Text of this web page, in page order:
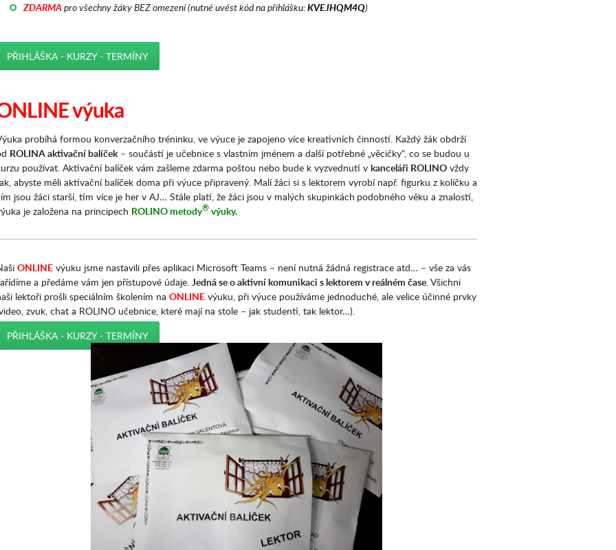
ZDARMApro všechny žáky BEZ omezení (nutné uvést kód na přihlášku:KVEJHQM4Q)
PŘIHLÁŠKA - KURZY - TERMÍNY
výuka
probíhá formou konverzačního tréninku, ve výuce je zapojeno více kreativních činností. Každý žák obdrží
ROLINA aktivační balíček– součástí je učebnice s vlastním jménem a další potřebné „věcičky“, co se budou u
používat. Aktivační balíček vám zašleme zdarma poštou nebo bude k vyzvednutí v kanceláři ROLINO vždy
abyste měli aktivační balíček doma při výuce připravený. Malí žáci si s lektorem vyrobí např. figurku z kolíčku a
jsou žáci starší, tím více je her v AJ… Stále platí, že žáci jsou v malých skupinkách podobného věku a znalostí,
je založena na principech ROLINO metody®výuky.
ONLINE výuku jsme nastavili přes aplikaci Microsoft Teams – není nutná žádná registrace atd… – vše za vás
a předáme vám jen přístupové údaje. Jedná se o aktivní komunikaci s lektorem v reálném čase. Všichni
lektoři prošli speciálním školením na ONLINE výuku, při výuce používáme jednoduché, ale velice účinné prvky
zvuk, chat a ROLINO učebnice, které mají na stole – jak studenti, tak lektor…).
PŘIHLÁŠKA - KURZY - TERMÍNY